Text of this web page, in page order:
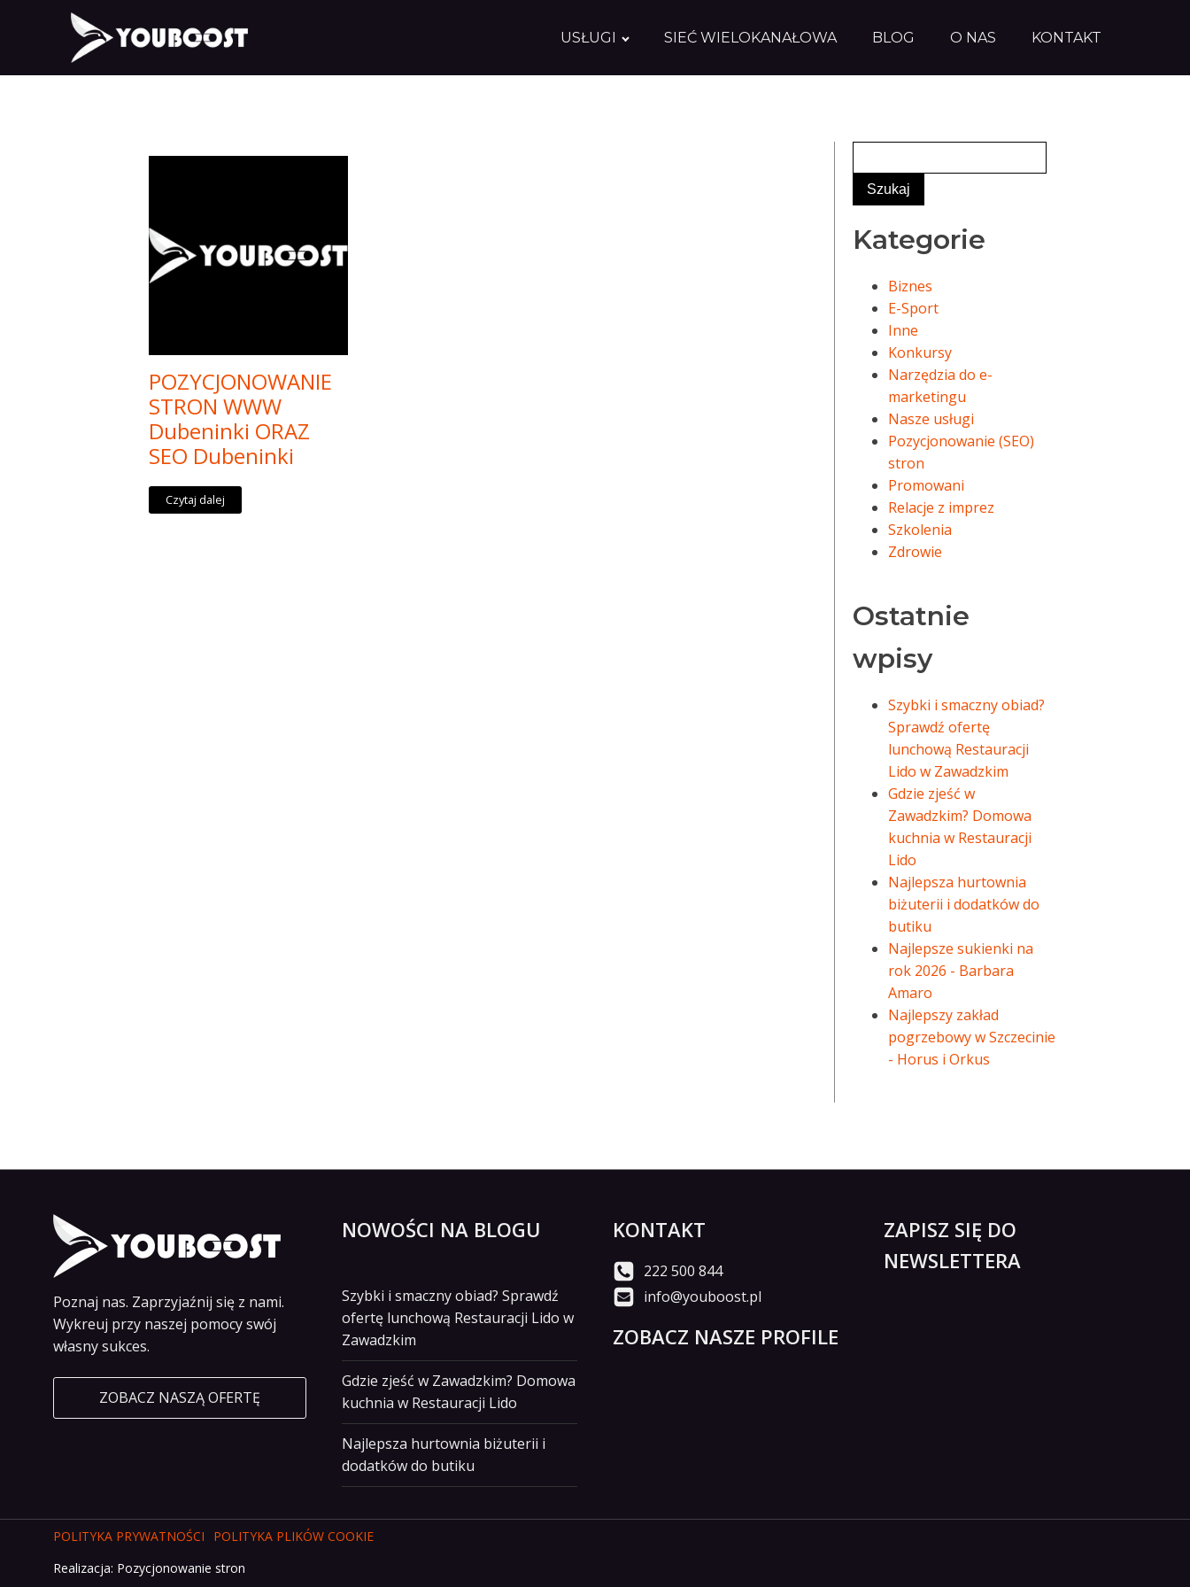
USŁUGI SIEĆ WIELOKANAŁOWA BLOG O NAS KONTAKT
POZYCJONOWANIE
STRON WWW
Dubeninki ORAZ
SEO Dubeninki
Czytaj dalej
Kategorie
Biznes
E-Sport
Inne
Konkursy
Narzędzia do e-
marketingu
Nasze usługi
Pozycjonowanie (SEO)
stron
Promowani
Relacje z imprez
Szkolenia
Zdrowie
Ostatnie
wpisy
Szybki i smaczny obiad?
Sprawdź ofertę
lunchową Restauracji
Lido w Zawadzkim
Gdzie zjeść w
Zawadzkim? Domowa
kuchnia w Restauracji
Lido
Najlepsza hurtownia
biżuterii i dodatków do
butiku
Najlepsze sukienki na
rok 2026 - Barbara
Amaro
Najlepszy zakład
pogrzebowy w Szczecinie
- Horus i Orkus
Poznaj nas. Zaprzyjaźnij się z nami.
Wykreuj przy naszej pomocy swój
własny sukces.
ZOBACZ NASZĄ OFERTĘ
NOWOŚCI NA BLOGU
Szybki i smaczny obiad? Sprawdź
ofertę lunchową Restauracji Lido w
Zawadzkim
Gdzie zjeść w Zawadzkim? Domowa
kuchnia w Restauracji Lido
Najlepsza hurtownia biżuterii i
dodatków do butiku
KONTAKT
222 500 844
info@youboost.pl
ZOBACZ NASZE PROFILE
ZAPISZ SIĘ DO
NEWSLETTERA
POLITYKA PRYWATNOŚCI
POLITYKA PLIKÓW COOKIE
Realizacja: Pozycjonowanie stron